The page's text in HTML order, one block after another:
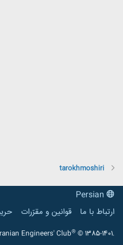
tarokhmoshiri
ارتباط با ما
قوانین و مقرّرات
Engineers' Club® © 1385-1401.